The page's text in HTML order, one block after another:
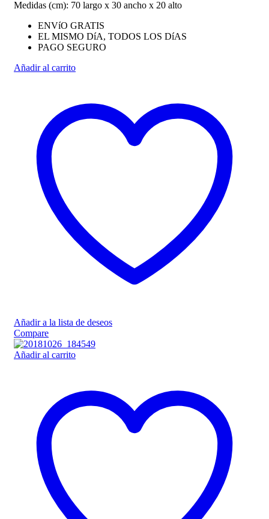
Medidas (cm): 70 largo x 30 ancho x 20 alto
ENVíO GRATIS
EL MISMO DíA, TODOS LOS DíAS
PAGO SEGURO
Añadir al carrito
Añadir a la lista de deseos
Compare
Añadir al carrito